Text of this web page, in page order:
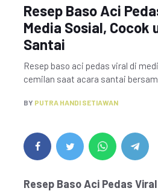
Resep Baso Aci
Media Sosial, Cocok
Santai
Resep baso aci pedas viral di
cemilan saat acara santai
BY PUTRA HANDI SETIAWAN
Resep Baso Aci Pedas